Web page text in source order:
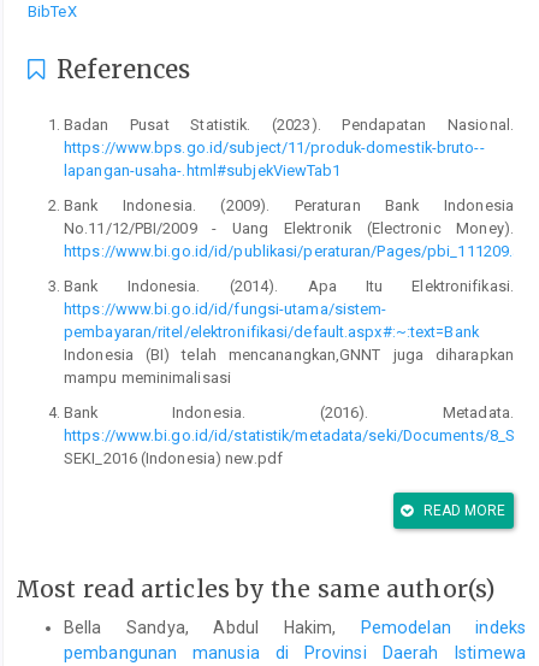
BibTeX
References
Badan Pusat Statistik. (2023). Pendapatan Nasional.
https://www.bps.go.id/subject/11/produk-domestik-bruto--
lapangan-usaha-.html#subjekViewTab1
Bank Indonesia. (2009). Peraturan Bank Indonesia
No.11/12/PBI/2009 - Uang Elektronik (Electronic Money).
https://www.bi.go.id/id/publikasi/peraturan/Pages/
Bank Indonesia. (2014). Apa Itu Elektronifikasi.
https://www.bi.go.id/id/fungsi-utama/sistem-
pembayaran/ritel/elektronifikasi/default.aspx#:~:text=Bank
Indonesia (BI) telah mencanangkan,GNNT juga diharapkan
mampu meminimalisasi
Bank Indonesia. (2016). Metadata.
https://www.bi.go.id/id/statistik/metadata/seki/Documents/
SEKI_2016 (Indonesia) new.pdf
https://www.bi.go.id/id/fungsi-
20/6/PBI/2018 tentang Uang Elektronik.
https://www.bi.go.id/id/publikasi/peraturan/Pages/PBI-
200618.aspx
Bank Indonesia. (2020). Transaksi Uang Elektronik Agustus
READ MORE
Most read articles by the same author(s)
Bella Sandya, Abdul Hakim,
Pemodelan indeks
pembangunan manusia di Provinsi Daerah Istimewa